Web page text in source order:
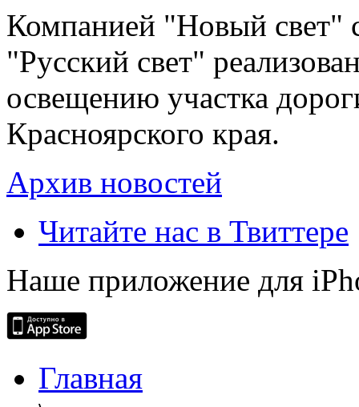
Компанией "Новый свет"
"Русский свет"
освещению участка
Красноярского края.
Архив новостей
Читайте нас в Твиттере
Наше приложение для
Главная